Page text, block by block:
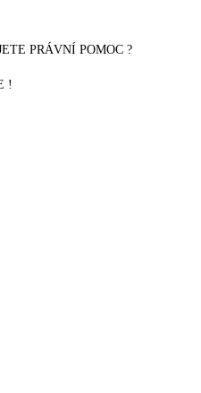
PRÁVNÍ POMOC ?
!